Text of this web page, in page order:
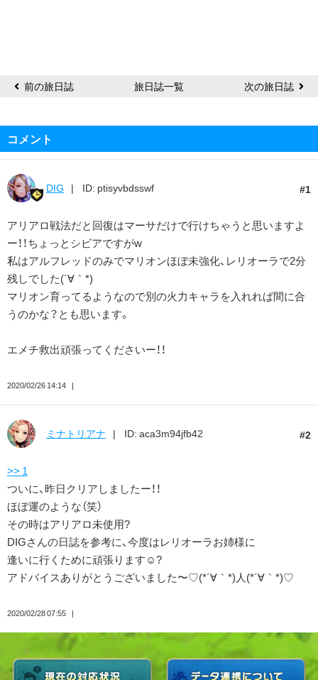
前の旅日誌 旅日誌一覧 次の旅日誌
コメント
1
DIG ID: ptisyvbdsswf
アリアロ戦法だと回復はマーサだけで行けちゃうと思いますよ
ー！！ちょっとシビアですがw
私はアルフレッドのみでマリオンほぼ未強化、レリオーラで2分
残しでした(´∀｀*)
マリオン育ってるようなので別の火力キャラを入れれば間に合
うのかな？とも思います。
エメチ救出頑張ってくださいー！！
2020/02/26 14:14
2
ミナトリアナ ID: aca3m94jfb42
>> 1
ついに、昨日クリアしましたー！！
ほぼ運のような（笑）
その時はアリアロ未使用?
DIGさんの日誌を参考に、今度はレリオーラお姉様に
逢いに行くために頑張ります☺️?
アドバイスありがとうございました〜♡(*´∀｀*)人(*´∀｀*)♡
2020/02/28 07:55